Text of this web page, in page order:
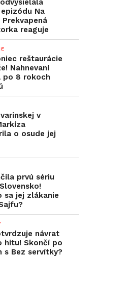
Na
Prekvapená
reaguje
reštaurácie
Nahnevaní
po 8 rokoch
v
o osude jej
prvú sériu
sa jej zlákanie
návrat
hitu! Skončí po
s Bez servítky?